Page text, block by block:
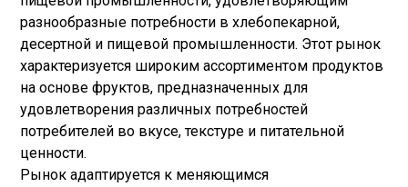
разнообразные потребности в хлебопекарной,
десертной и пищевой промышленности. Этот рынок
характеризуется широким ассортиментом продуктов
на основе фруктов, предназначенных для
удовлетворения различных потребностей
потребителей во вкусе, текстуре и питательной
ценности.
Рынок адаптируется к меняющимся